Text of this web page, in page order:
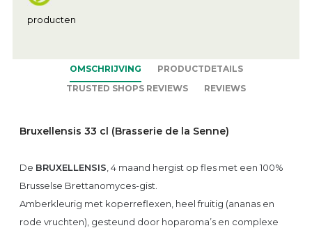
producten
OMSCHRIJVING
PRODUCTDETAILS
TRUSTED SHOPS REVIEWS
REVIEWS
Bruxellensis 33 cl (Brasserie de la Senne)
De BRUXELLENSIS , 4 maand hergist op fles met een 100%
Brusselse Brettanomyces-gist.
Amberkleurig met koperreflexen, heel fruitig (ananas en
rode vruchten), gesteund door hoparoma’s en complexe